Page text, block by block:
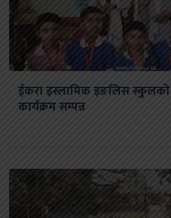
ईकरा इस्लामिक इङलिस स्कुलको
कार्यक्रम सम्पन्न